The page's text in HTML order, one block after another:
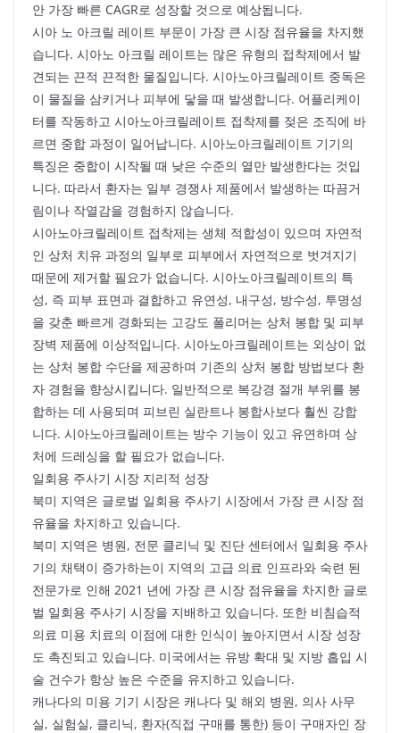
안 가장 빠른 CAGR로 성장할 것으로 예상됩니다.
시아 노 아크릴 레이트 부문이 가장 큰 시장 점유율을 차지했
습니다. 시아노 아크릴 레이트는 많은 유형의 접착제에서 발
견되는 끈적 끈적한 물질입니다. 시아노아크릴레이트 중독은
이 물질을 삼키거나 피부에 닿을 때 발생합니다. 어플리케이
터를 작동하고 시아노아크릴레이트 접착제를 젖은 조직에 바
르면 중합 과정이 일어납니다. 시아노아크릴레이트 기기의
특징은 중합이 시작될 때 낮은 수준의 열만 발생한다는 것입
니다. 따라서 환자는 일부 경쟁사 제품에서 발생하는 따끔거
림이나 작열감을 경험하지 않습니다.
시아노아크릴레이트 접착제는 생체 적합성이 있으며 자연적
인 상처 치유 과정의 일부로 피부에서 자연적으로 벗겨지기
때문에 제거할 필요가 없습니다. 시아노아크릴레이트의 특
성, 즉 피부 표면과 결합하고 유연성, 내구성, 방수성, 투명성
을 갖춘 빠르게 경화되는 고강도 폴리머는 상처 봉합 및 피부
장벽 제품에 이상적입니다. 시아노아크릴레이트는 외상이 없
는 상처 봉합 수단을 제공하며 기존의 상처 봉합 방법보다 환
자 경험을 향상시킵니다. 일반적으로 복강경 절개 부위를 봉
합하는 데 사용되며 피브린 실란트나 봉합사보다 훨씬 강합
니다. 시아노아크릴레이트는 방수 기능이 있고 유연하며 상
처에 드레싱을 할 필요가 없습니다.
일회용 주사기 시장 지리적 성장
북미 지역은 글로벌 일회용 주사기 시장에서 가장 큰 시장 점
유율을 차지하고 있습니다.
북미 지역은 병원, 전문 클리닉 및 진단 센터에서 일회용 주사
기의 채택이 증가하는이 지역의 고급 의료 인프라와 숙련 된
전문가로 인해 2021 년에 가장 큰 시장 점유율을 차지한 글로
벌 일회용 주사기 시장을 지배하고 있습니다. 또한 비침습적
의료 미용 치료의 이점에 대한 인식이 높아지면서 시장 성장
도 촉진되고 있습니다. 미국에서는 유방 확대 및 지방 흡입 시
술 건수가 항상 높은 수준을 유지하고 있습니다.
캐나다의 미용 기기 시장은 캐나다 및 해외 병원, 의사 사무
실, 실험실, 클리닉, 환자(직접 구매를 통한) 등이 구매자인 장